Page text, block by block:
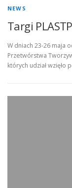
NEWS
Targi
W dniach 23-26 maja
Przetwórstwa
których udział wzięło